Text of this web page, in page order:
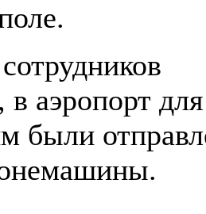
в аэропорт
были